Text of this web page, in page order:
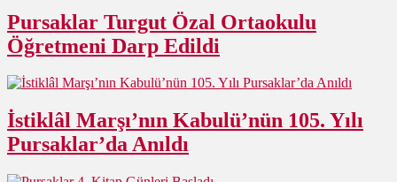
Pursaklar Turgut Özal Ortaokulu
Öğretmeni Darp Edildi
İstiklâl Marşı’nın Kabulü’nün 105. Yılı
Pursaklar’da Anıldı